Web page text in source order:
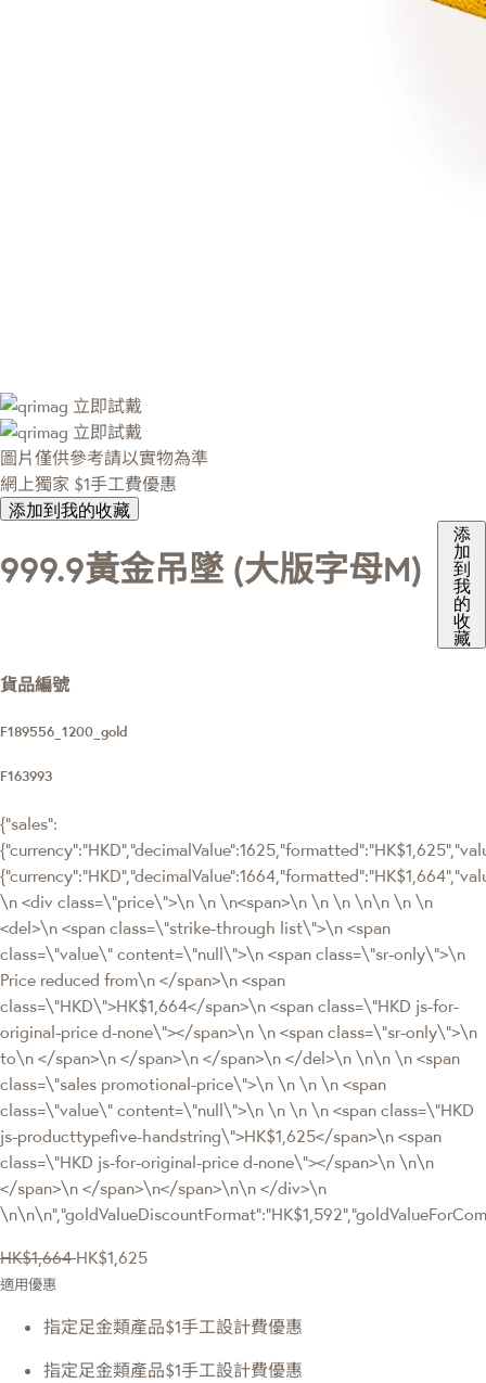
立即試戴
立即試戴
圖片僅供參考請以實物為準
網上獨家 $1手工費優惠
添加到我的收藏
999.9黃金吊墜 (大版字母M)
添
加
到
我
的
收
藏
貨品編號
F189556_1200_gold
F163993
{"sales":
\n <div class=\"price\">\n \n \n<span>\n \n \n \n\n \n \n
<del>\n <span class=\"strike-through list\">\n <span
class=\"value\" content=\"null\">\n <span class=\"sr-only\">\n
Price reduced from\n </span>\n <span
class=\"HKD\">HK$1,664</span>\n <span class=\"HKD js-for-
original-price d-none\"></span>\n \n <span class=\"sr-only\">\n
to\n </span>\n </span>\n </span>\n </del>\n \n\n \n <span
class=\"sales promotional-price\">\n \n \n \n <span
class=\"value\" content=\"null\">\n \n \n \n <span class=\"HKD
js-producttypefive-handstring\">HK$1,625</span>\n <span
class=\"HKD js-for-original-price d-none\"></span>\n \n\n
</span>\n </span>\n</span>\n\n </div>\n
HK$1,664 HK$1,625
適用優惠
指定足金類產品$1手工設計費優惠
指定足金類產品$1手工設計費優惠